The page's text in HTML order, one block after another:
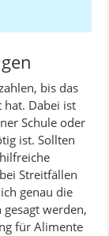
bis das
hat. Dabei ist
Schule oder
ist. Sollten
Streitfällen
genau die
werden,
für Alimente